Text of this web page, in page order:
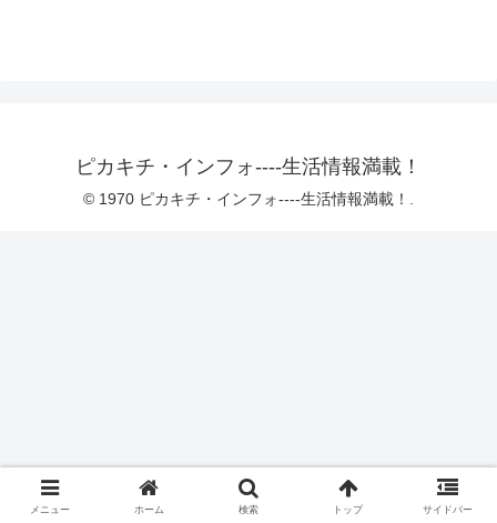
ピカキチ・インフォ----生活情報満載！
© 1970 ピカキチ・インフォ----生活情報満載！.
メニュー ホーム 検索 トップ サイドバー